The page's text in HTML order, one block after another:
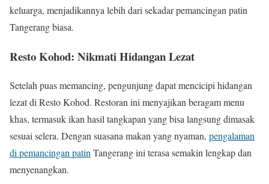
keluarga, menjadikannya lebih dari sekadar pemancingan patin
Tangerang biasa.
Resto Kohod: Nikmati Hidangan Lezat
Setelah puas memancing, pengunjung dapat mencicipi hidangan
lezat di Resto Kohod. Restoran ini menyajikan beragam menu
khas, termasuk ikan hasil tangkapan yang bisa langsung dimasak
sesuai selera. Dengan suasana makan yang nyaman, pengalaman
di pemancingan patinTangerang ini terasa semakin lengkap dan
menyenangkan.